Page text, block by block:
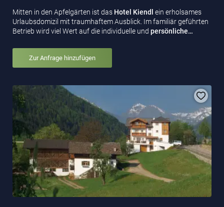
Mitten in den Apfelgärten ist das Hotel Kiendl ein erholsames
Urlaubsdomizil mit traumhaftem Ausblick. Im familiär geführten
Betrieb wird viel Wert auf die individuelle und persönliche…
Zur Anfrage hinzufügen